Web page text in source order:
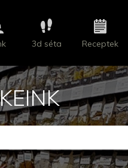
3d séta Receptek